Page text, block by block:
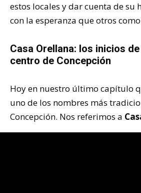
estos locales y dar cuenta de su
con la esperanza que otros
Casa Orellana: los inicios
centro de Concepción
Hoy en nuestro último capítulo
uno de los nombres más
Concepción. Nos referimos a